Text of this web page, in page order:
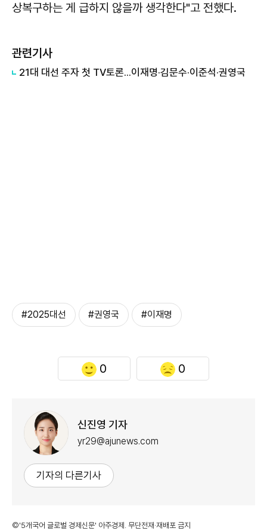
상복구하는 게 급하지 않을까 생각한다"고 전했다.
관련기사
21대 대선 주자 첫 TV토론...이재명·김문수·이준석·권영국
#2025대선 #권영국 #이재명
0 0
신진영 기자
yr29@ajunews.com
기자의 다른기사
©'5개국어 글로벌 경제신문' 아주경제. 무단전재·재배포 금지